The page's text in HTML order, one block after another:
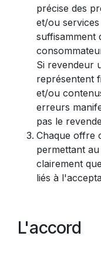
précise des
et/ou
suffisamment
Si revendeur
représentent
et/ou
erreurs
pas le
Chaque offre
permettant
clairement
liés à
L'accord